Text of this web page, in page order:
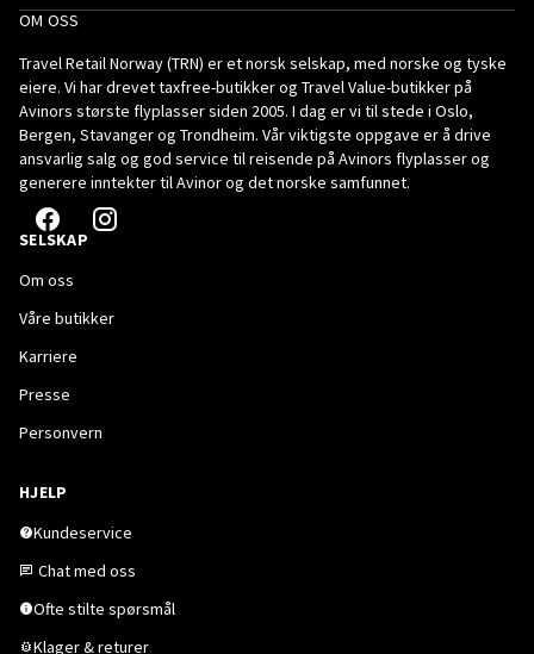
OM OSS
Travel Retail Norway (TRN) er et norsk selskap, med norske og tyske
eiere. Vi har drevet taxfree-butikker og Travel Value-butikker på
Avinors største flyplasser siden 2005. I dag er vi til stede i Oslo,
Bergen, Stavanger og Trondheim. Vår viktigste oppgave er å drive
ansvarlig salg og god service til reisende på Avinors flyplasser og
generere inntekter til Avinor og det norske samfunnet.
SELSKAP
Om oss
Våre butikker
Karriere
Presse
Personvern
HJELP
Kundeservice
Chat med oss
Ofte stilte spørsmål
Klager & returer